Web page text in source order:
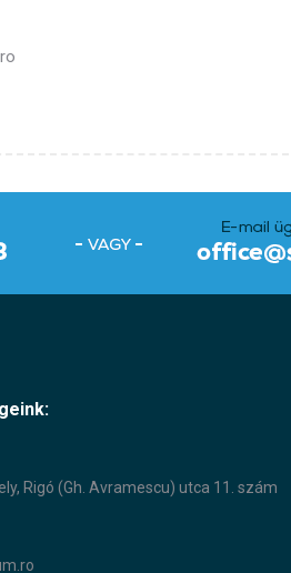
Rigó (Gh. Avramescu) utca 11. szám